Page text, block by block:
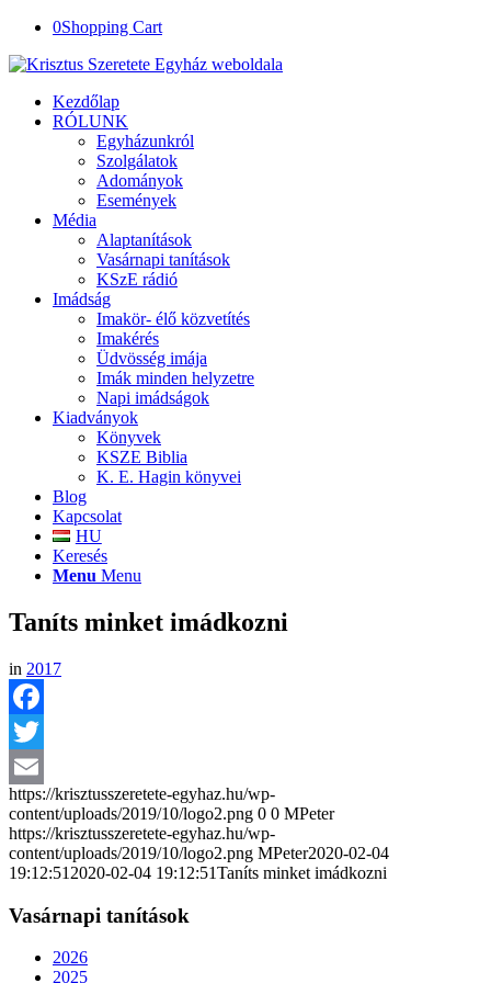
0Shopping Cart
Kezdőlap
RÓLUNK
Egyházunkról
Szolgálatok
Adományok
Események
Média
Alaptanítások
Vasárnapi tanítások
KSzE rádió
Imádság
Imakör- élő közvetítés
Imakérés
Üdvösség imája
Imák minden helyzetre
Napi imádságok
Kiadványok
Könyvek
KSZE Biblia
K. E. Hagin könyvei
Blog
Kapcsolat
HU
Keresés
Menu Menu
Taníts minket imádkozni
in 2017
Facebook
Twitter
Email
https://krisztusszeretete-egyhaz.hu/wp-
content/uploads/2019/10/logo2.png 0 0 MPeter
https://krisztusszeretete-egyhaz.hu/wp-
content/uploads/2019/10/logo2.png MPeter2020-02-04
19:12:51 2020-02-04 19:12:51Taníts minket imádkozni
Vasárnapi tanítások
2026
2025